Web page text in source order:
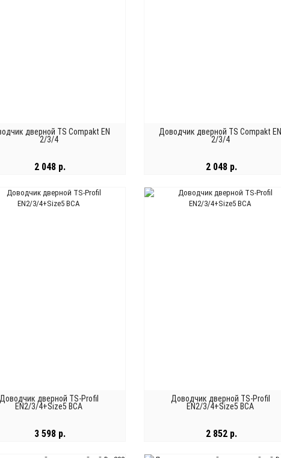
дверной TS Compakt EN
2/3/4
2 048 р.
В КОРЗИНУ
Доводчик дверной TS Compakt EN
2/3/4
2 048 р.
В КОРЗИНУ
дверной TS-Profil
EN2/3/4+Size5 BCA
3 598 р.
Доводчик дверной TS-Profil
EN2/3/4+Size5 BCA
2 852 р.